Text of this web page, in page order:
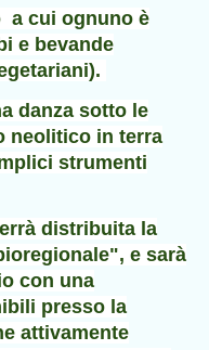
a cui ognuno è
e bevande
danza sotto le
neolitico in terra
strumenti
distribuita la
e sarà
con una
presso la
attivamente